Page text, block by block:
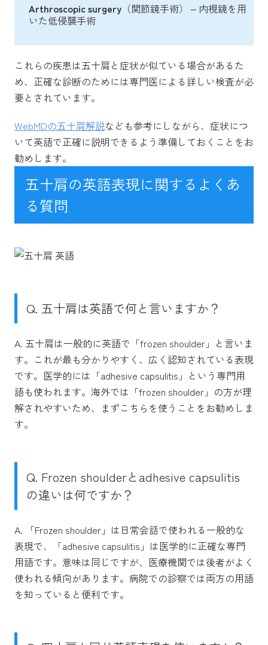
Arthroscopic surgery （関節鏡手術） – 内視鏡を用
いた低侵襲手術
これらの疾患は五十肩と症状が似ている場合があるた
め、正確な診断のためには専門医による詳しい検査が必
要とされています。
WebMDの五十肩解説なども参考にしながら、症状につ
いて英語で正確に説明できるよう準備しておくことをお
勧めします。
五十肩の英語表現に関するよくあ
る質問
Q. 五十肩は英語で何と言いますか？
A. 五十肩は一般的に英語で「frozen shoulder」と言いま
す。これが最も分かりやすく、広く認知されている表現
です。医学的には「adhesive capsulitis」という専門用
語も使われます。海外では「frozen shoulder」の方が理
解されやすいため、まずこちらを使うことをお勧めしま
す。
Q. Frozen shoulderとadhesive capsulitis
の違いは何ですか？
A. 「Frozen shoulder」は日常会話で使われる一般的な
表現で、「adhesive capsulitis」は医学的に正確な専門
用語です。意味は同じですが、医療機関では後者がよく
使われる傾向があります。病院での診察では両方の用語
を知っていると便利です。